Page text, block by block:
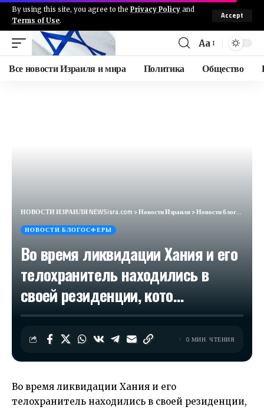
By using this site, you agree to the Privacy Policy and
Terms of Use.
Accept
Aa
Все новости Израиля и мира Политика Общество
НОВОСТИ ИЗРАИЛЯ NEWSisra.com >Новости Израиля>Новости блогосферы
НОВОСТИ БЛОГОСФЕРЫ
Во время ликвидации Хания и его
телохранитель находились в
своей резиденции, кото…
0 МИН. ЧТЕНИЯ
Во время ликвидации Хания и его
телохранитель находились в своей резиденции,